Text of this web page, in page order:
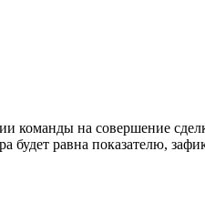
команды на совершение
будет равна показателю,